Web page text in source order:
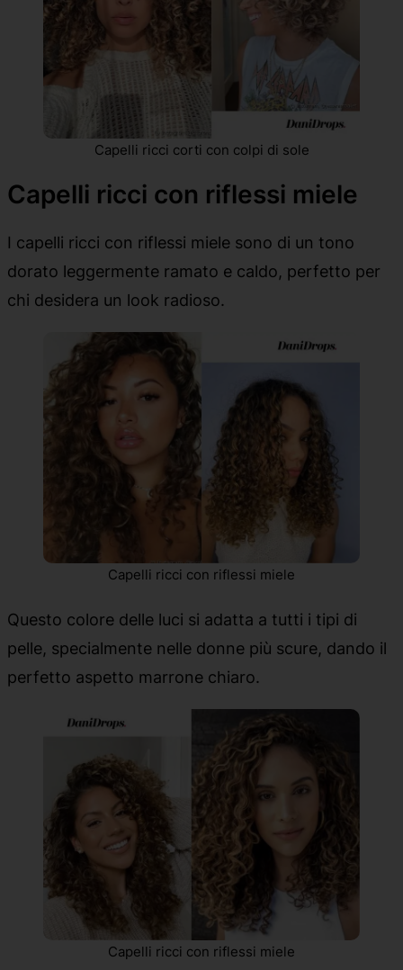
Capelli ricci corti con colpi di sole
Capelli ricci con riflessi miele
I capelli ricci con riflessi miele sono di un tono
dorato leggermente ramato e caldo, perfetto per
chi desidera un look radioso.
Capelli ricci con riflessi miele
Questo colore delle luci si adatta a tutti i tipi di
pelle, specialmente nelle donne più scure, dando il
perfetto aspetto marrone chiaro.
Capelli ricci con riflessi miele